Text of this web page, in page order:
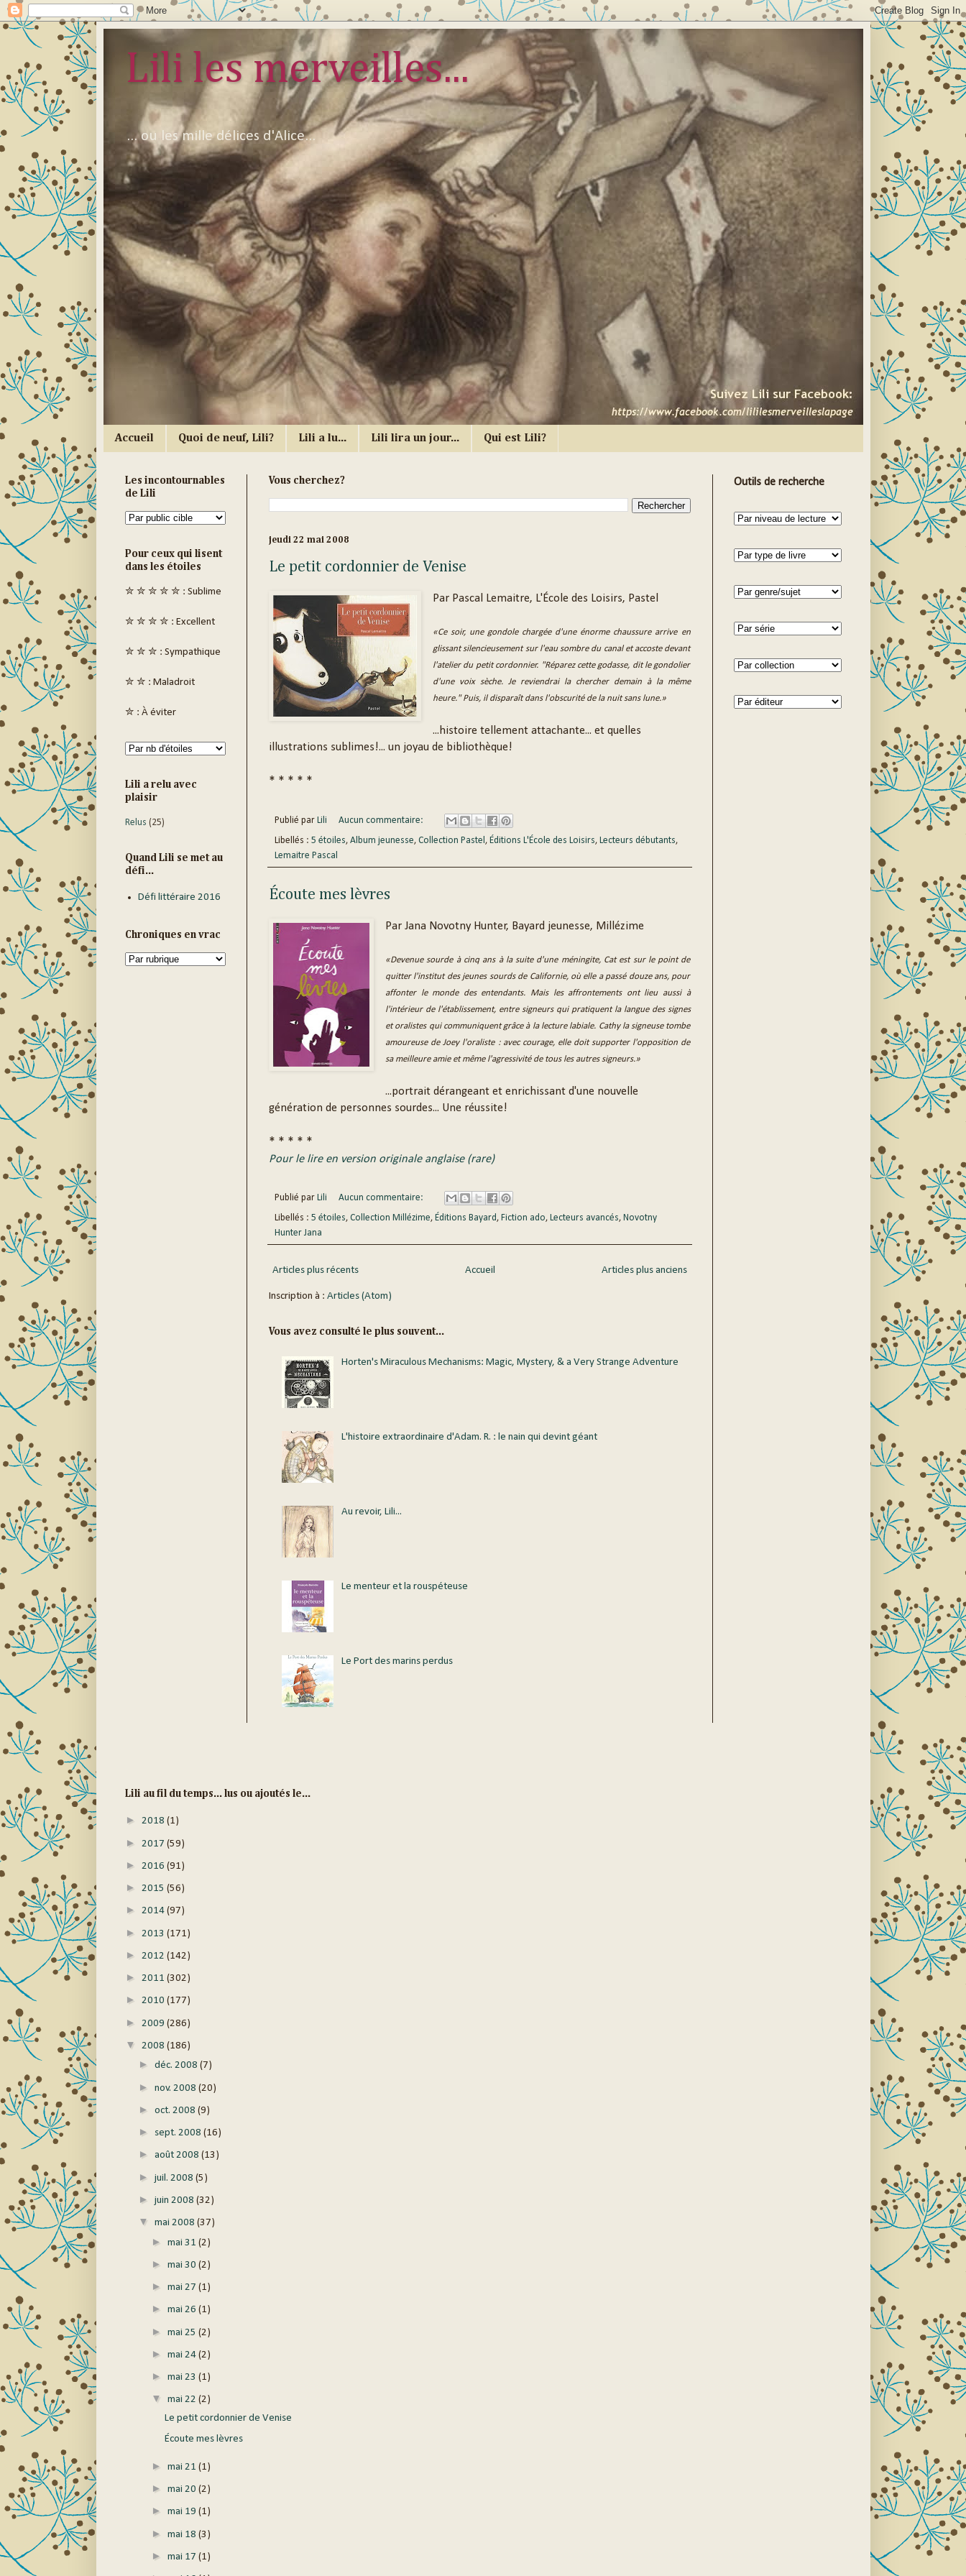
Lili les merveilles...
... ou les mille délices d'Alice...
Accueil Quoi de neuf, Lili? Lili a lu... Lili lira un jour... Qui est Lili?
Vous cherchez?
jeudi 22 mai 2008
Le petit cordonnier de Venise
Par Pascal Lemaitre, L'École des Loisirs, Pastel
«Ce soir, une gondole chargée d'une énorme chaussure arrive en
glissant silencieusement sur l'eau sombre du canal et accoste devant
l'atelier du petit cordonnier. "Réparez cette godasse, dit le gondolier
d'une voix sèche. Je reviendrai la chercher demain à la même
heure." Puis, il disparaît dans l'obscurité de la nuit sans lune.»
...histoire tellement attachante... et quelles
illustrations sublimes!... un joyau de bibliothèque!
* * * * *
Publié par Lili Aucun commentaire:
Libellés : 5 étoiles, Album jeunesse, Collection Pastel , Éditions L'École des Loisirs, Lecteurs débutants,
Lemaitre Pascal
Écoute mes lèvres
Par Jana Novotny Hunter, Bayard jeunesse, Millézime
«Devenue sourde à cinq ans à la suite d'une méningite, Cat est sur le point de
quitter l'institut des jeunes sourds de Californie, où elle a passé douze ans, pour
affonter le monde des entendants. Mais les affrontements ont lieu aussi à
l'intérieur de l'établissement, entre signeurs qui pratiquent la langue des signes
et oralistes qui communiquent grâce à la lecture labiale. Cathy la signeuse tombe
amoureuse de Joey l'oraliste : avec courage, elle doit supporter l'opposition de
sa meilleure amie et même l'agressivité de tous les autres signeurs.»
...portrait dérangeant et enrichissant d'une nouvelle
génération de personnes sourdes... Une réussite!
* * * * *
Pour le lire en version originale anglaise (rare)
Publié par Lili Aucun commentaire:
Libellés : 5 étoiles, Collection Millézime, Éditions Bayard , Fiction ado, Lecteurs avancés, Novotny
Hunter Jana
Articles plus récents Articles plus anciens
Accueil
Inscription à : Articles (Atom)
Vous avez consulté le plus souvent...
Horten's Miraculous Mechanisms: Magic, Mystery, & a Very Strange Adventure
L'histoire extraordinaire d'Adam. R. : le nain qui devint géant
Au revoir, Lili...
Le menteur et la rouspéteuse
Le Port des marins perdus
Les incontournables
de Lili
Pour ceux qui lisent
dans les étoiles
✮ ✮ ✮ ✮ ✮ : Sublime
✮ ✮ ✮ ✮ : Excellent
✮ ✮ ✮ : Sympathique
✮ ✮ : Maladroit
✮ : À éviter
Lili a relu avec
plaisir
Relus (25)
Quand Lili se met au
défi...
Défi littéraire 2016
Chroniques en vrac
Outils de recherche
Lili au fil du temps... lus ou ajoutés le...
► 2018 (1)
► 2017 (59)
► 2016 (91)
► 2015 (56)
► 2014 (97)
► 2013 (171)
► 2012 (142)
► 2011 (302)
► 2010 (177)
► 2009 (286)
▼ 2008 (186)
► déc. 2008 (7)
► nov. 2008 (20)
► oct. 2008 (9)
► sept. 2008 (16)
► août 2008 (13)
► juil. 2008 (5)
► juin 2008 (32)
▼ mai 2008 (37)
► mai 31 (2)
► mai 30 (2)
► mai 27 (1)
► mai 26 (1)
► mai 25 (2)
► mai 24 (2)
► mai 23 (1)
▼ mai 22 (2)
Le petit cordonnier de Venise
Écoute mes lèvres
► mai 21 (1)
► mai 20 (2)
► mai 19 (1)
► mai 18 (3)
► mai 17 (1)